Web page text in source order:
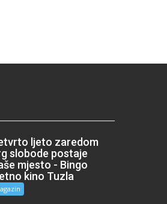
ljeto zaredom
slobode postaje
mjesto - Bingo
kino Tuzla